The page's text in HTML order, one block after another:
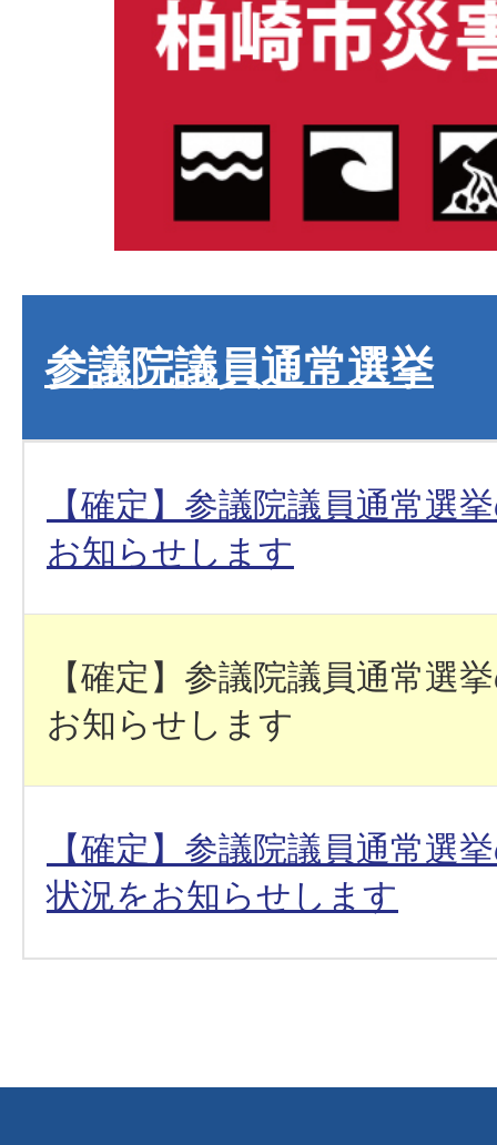
参議院議員通常選挙
【確定】参議院議員通常選
お知らせします
【確定】参議院議員通常選
お知らせします
【確定】参議院議員通常選
状況をお知らせします